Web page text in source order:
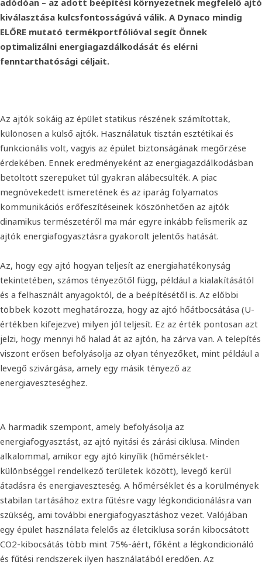
adódóan – az adott beépítési környezetnek megfelelő ajtó
kiválasztása kulcsfontosságúvá válik. A Dynaco mindig
ELŐRE mutató termékportfólióval segít Önnek
optimalizálni energiagazdálkodását és elérni
fenntarthatósági céljait.
Az ajtók sokáig az épület statikus részének számítottak,
különösen a külső ajtók. Használatuk tisztán esztétikai és
funkcionális volt, vagyis az épület biztonságának megőrzése
érdekében. Ennek eredményeként az energiagazdálkodásban
betöltött szerepüket túl gyakran alábecsülték. A piac
megnövekedett ismeretének és az iparág folyamatos
kommunikációs erőfeszítéseinek köszönhetően az ajtók
dinamikus természetéről ma már egyre inkább felismerik az
ajtók energiafogyasztásra gyakorolt ​​jelentős hatását.
Az, hogy egy ajtó hogyan teljesít az energiahatékonyság
tekintetében, számos tényezőtől függ, például a kialakításától
és a felhasznált anyagoktól, de a beépítésétől is. Az előbbi
többek között meghatározza, hogy az ajtó hőátbocsátása (U-
értékben kifejezve) milyen jól teljesít. Ez az érték pontosan azt
jelzi, hogy mennyi hő halad át az ajtón, ha zárva van. A telepítés
viszont erősen befolyásolja az olyan tényezőket, mint például a
levegő szivárgása, amely egy másik tényező az
energiaveszteséghez.
A harmadik szempont, amely befolyásolja az
energiafogyasztást, az ajtó nyitási és zárási ciklusa. Minden
alkalommal, amikor egy ajtó kinyílik (hőmérséklet-
különbséggel rendelkező területek között), levegő kerül
átadásra és energiaveszteség. A hőmérséklet és a körülmények
stabilan tartásához extra fűtésre vagy légkondicionálásra van
szükség, ami további energiafogyasztáshoz vezet. Valójában
egy épület használata felelős az életciklusa során kibocsátott
CO2-kibocsátás több mint 75%-áért, főként a légkondicionáló
és fűtési rendszerek ilyen használatából eredően. Az